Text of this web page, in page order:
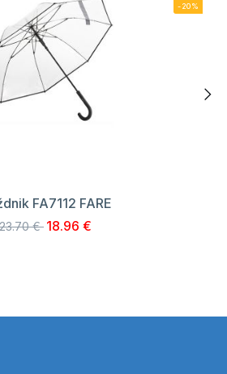
-20%
FA7112 FARE
23.70 € 18.96 €